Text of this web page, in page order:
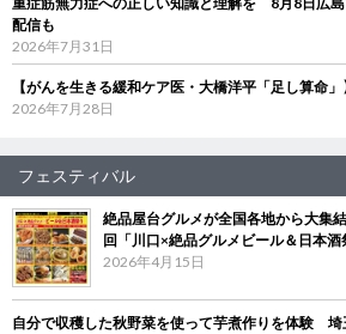
配信も
2026年7月31日
【がんを生きる緩和ケア医・大橋洋平「足し算命
2026年7月28日
フェスティバル
絶品屋台グルメが全国各地から大集
回「川口×絶品グルメビール＆日本
2026年4月15日
自分で収穫した秋野菜を使って芋煮作りを体験 埼